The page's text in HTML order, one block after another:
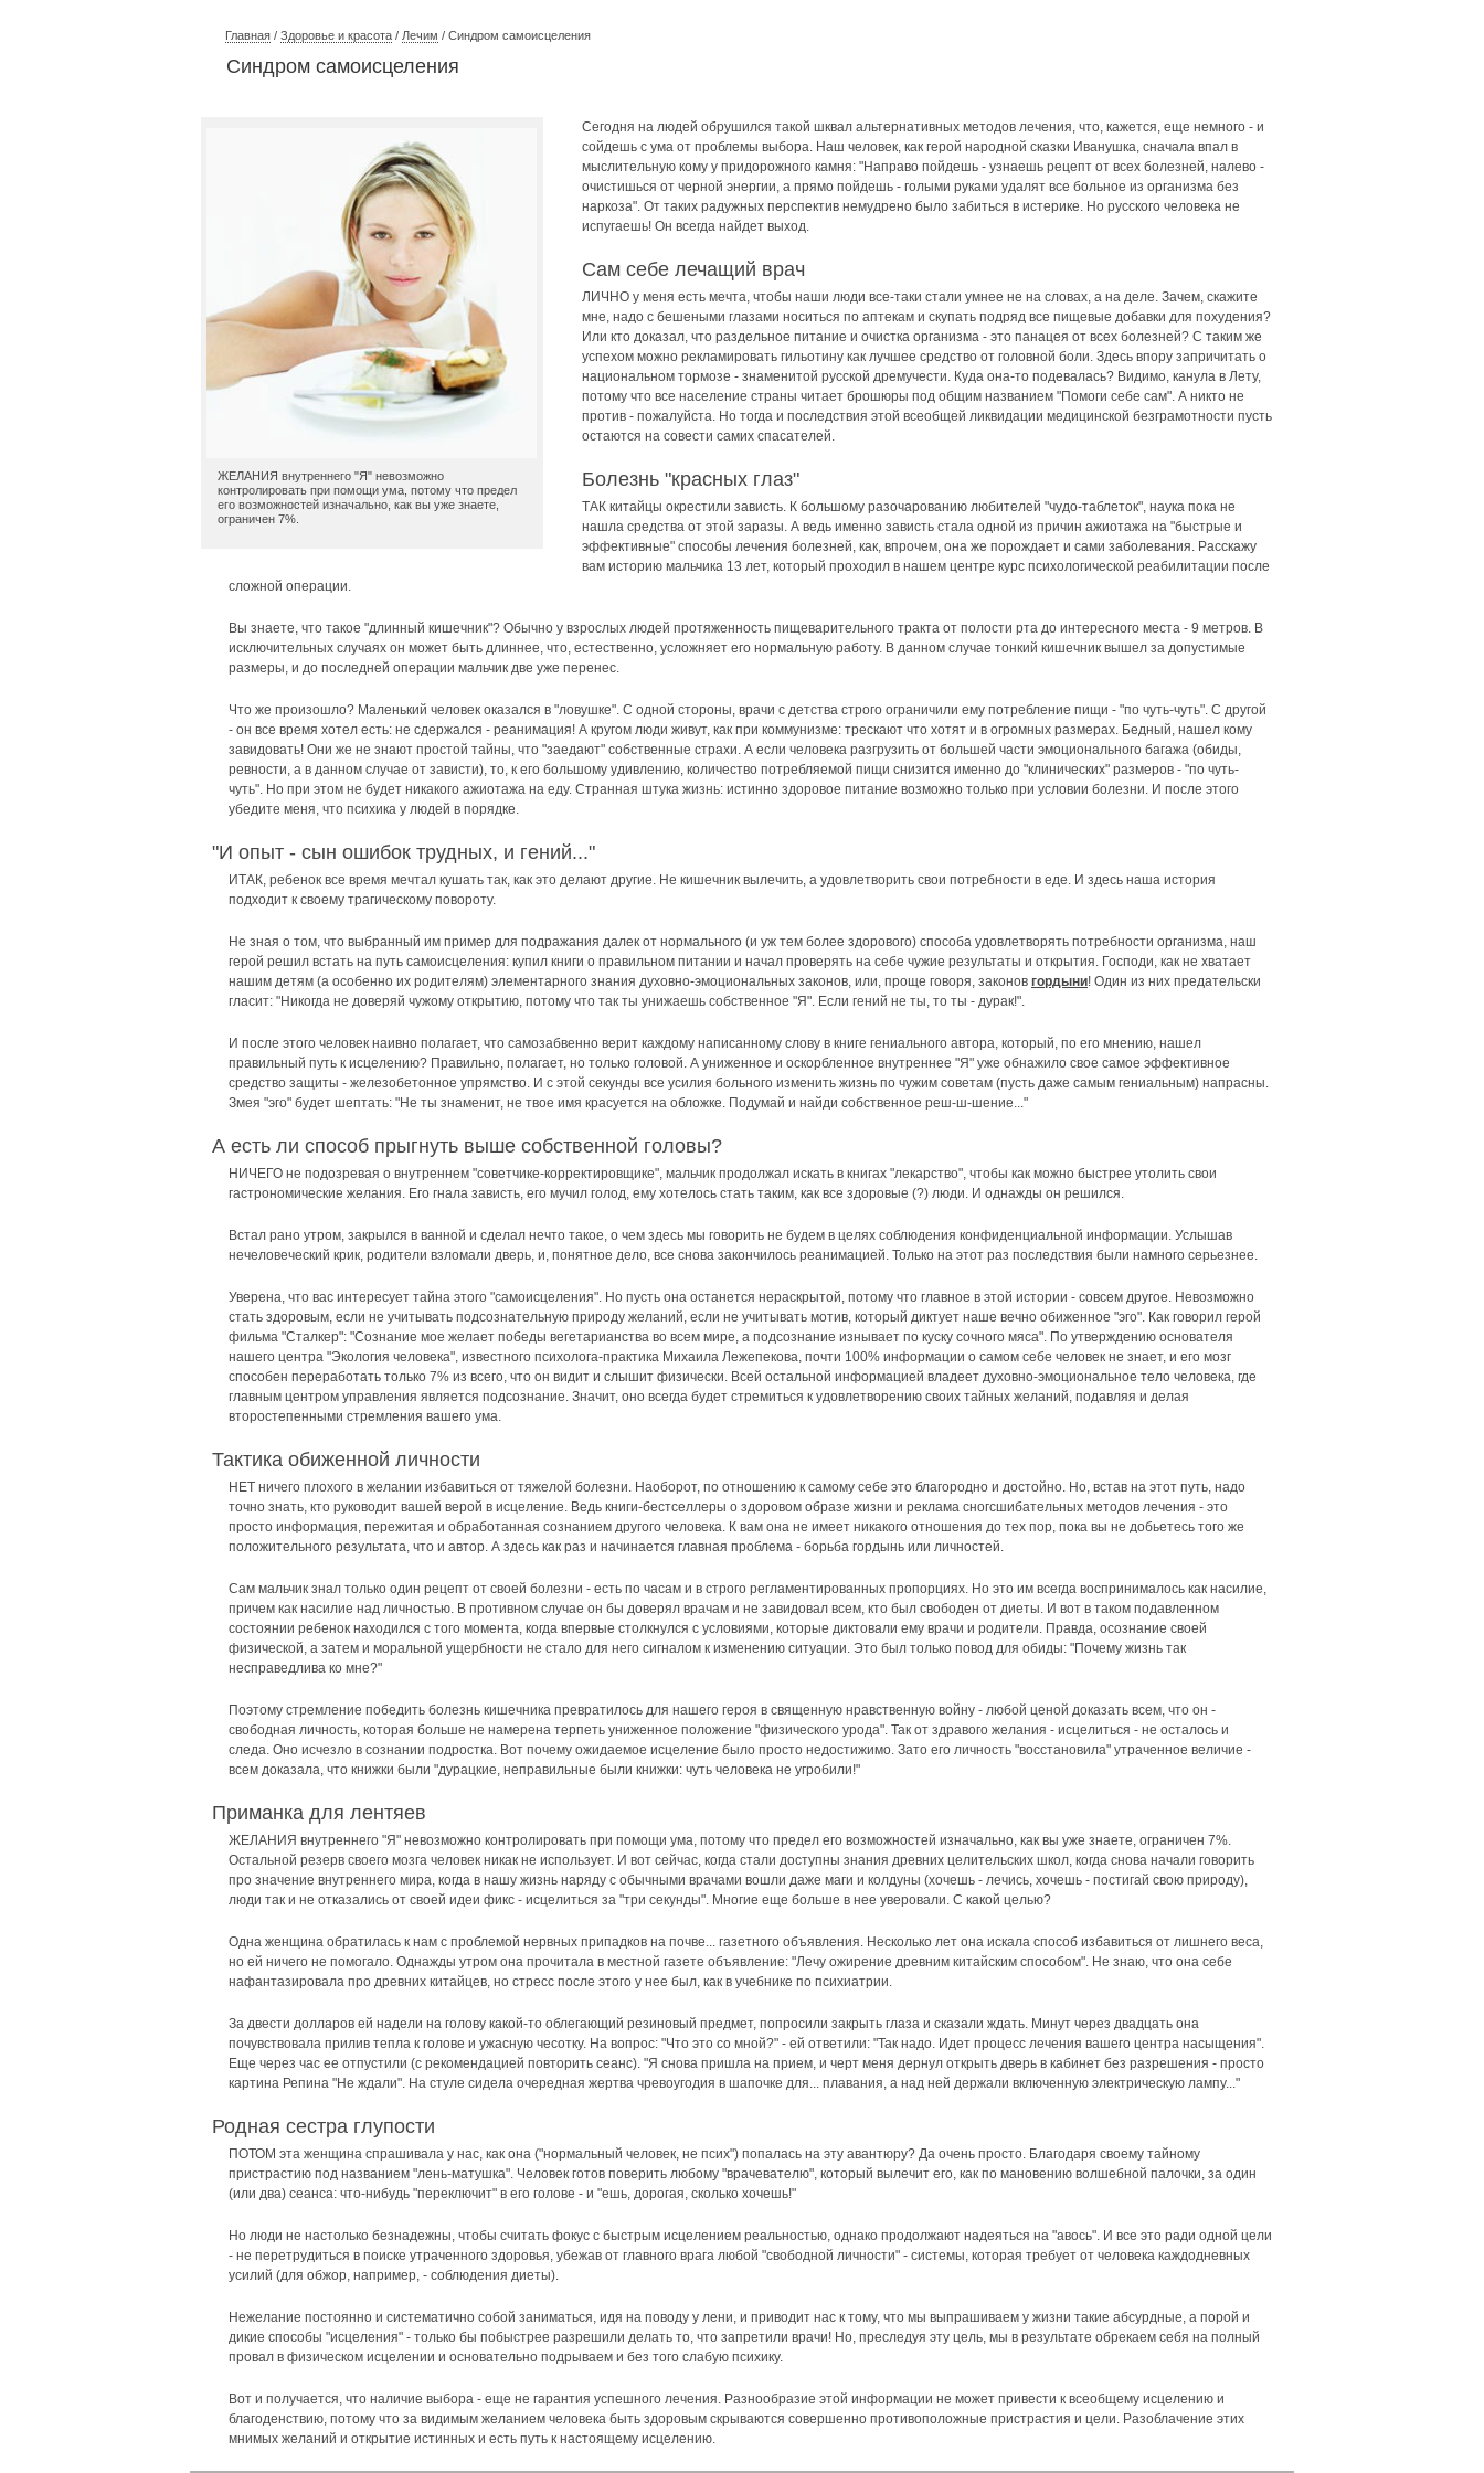
Главная / Здоровье и красота / Лечим / Синдром самоисцеления
Синдром самоисцеления
ЖЕЛАНИЯ внутреннего "Я" невозможно
контролировать при помощи ума, потому что предел
его возможностей изначально, как вы уже знаете,
ограничен 7%.
Сегодня на людей обрушился такой шквал альтернативных методов лечения, что, кажется, еще немного - и
сойдешь с ума от проблемы выбора. Наш человек, как герой народной сказки Иванушка, сначала впал в
мыслительную кому у придорожного камня: "Направо пойдешь - узнаешь рецепт от всех болезней, налево -
очистишься от черной энергии, а прямо пойдешь - голыми руками удалят все больное из организма без
наркоза". От таких радужных перспектив немудрено было забиться в истерике. Но русского человека не
испугаешь! Он всегда найдет выход.
Сам себе лечащий врач
ЛИЧНО у меня есть мечта, чтобы наши люди все-таки стали умнее не на словах, а на деле. Зачем, скажите
мне, надо с бешеными глазами носиться по аптекам и скупать подряд все пищевые добавки для похудения?
Или кто доказал, что раздельное питание и очистка организма - это панацея от всех болезней? С таким же
успехом можно рекламировать гильотину как лучшее средство от головной боли. Здесь впору запричитать о
национальном тормозе - знаменитой русской дремучести. Куда она-то подевалась? Видимо, канула в Лету,
потому что все население страны читает брошюры под общим названием "Помоги себе сам". А никто не
против - пожалуйста. Но тогда и последствия этой всеобщей ликвидации медицинской безграмотности пусть
остаются на совести самих спасателей.
Болезнь "красных глаз"
ТАК китайцы окрестили зависть. К большому разочарованию любителей "чудо-таблеток", наука пока не
нашла средства от этой заразы. А ведь именно зависть стала одной из причин ажиотажа на "быстрые и
эффективные" способы лечения болезней, как, впрочем, она же порождает и сами заболевания. Расскажу
вам историю мальчика 13 лет, который проходил в нашем центре курс психологической реабилитации после
сложной операции.
Вы знаете, что такое "длинный кишечник"? Обычно у взрослых людей протяженность пищеварительного тракта от полости рта до интересного места - 9 метров. В
исключительных случаях он может быть длиннее, что, естественно, усложняет его нормальную работу. В данном случае тонкий кишечник вышел за допустимые
размеры, и до последней операции мальчик две уже перенес.
Что же произошло? Маленький человек оказался в "ловушке". С одной стороны, врачи с детства строго ограничили ему потребление пищи - "по чуть-чуть". С другой
- он все время хотел есть: не сдержался - реанимация! А кругом люди живут, как при коммунизме: трескают что хотят и в огромных размерах. Бедный, нашел кому
завидовать! Они же не знают простой тайны, что "заедают" собственные страхи. А если человека разгрузить от большей части эмоционального багажа (обиды,
ревности, а в данном случае от зависти), то, к его большому удивлению, количество потребляемой пищи снизится именно до "клинических" размеров - "по чуть-
чуть". Но при этом не будет никакого ажиотажа на еду. Странная штука жизнь: истинно здоровое питание возможно только при условии болезни. И после этого
убедите меня, что психика у людей в порядке.
"И опыт - сын ошибок трудных, и гений..."
ИТАК, ребенок все время мечтал кушать так, как это делают другие. Не кишечник вылечить, а удовлетворить свои потребности в еде. И здесь наша история
подходит к своему трагическому повороту.
Не зная о том, что выбранный им пример для подражания далек от нормального (и уж тем более здорового) способа удовлетворять потребности организма, наш
герой решил встать на путь самоисцеления: купил книги о правильном питании и начал проверять на себе чужие результаты и открытия. Господи, как не хватает
нашим детям (а особенно их родителям) элементарного знания духовно-эмоциональных законов, или, проще говоря, законов гордыни! Один из них предательски
гласит: "Никогда не доверяй чужому открытию, потому что так ты унижаешь собственное "Я". Если гений не ты, то ты - дурак!".
И после этого человек наивно полагает, что самозабвенно верит каждому написанному слову в книге гениального автора, который, по его мнению, нашел
правильный путь к исцелению? Правильно, полагает, но только головой. А униженное и оскорбленное внутреннее "Я" уже обнажило свое самое эффективное
средство защиты - железобетонное упрямство. И с этой секунды все усилия больного изменить жизнь по чужим советам (пусть даже самым гениальным) напрасны.
Змея "эго" будет шептать: "Не ты знаменит, не твое имя красуется на обложке. Подумай и найди собственное реш-ш-шение..."
А есть ли способ прыгнуть выше собственной головы?
НИЧЕГО не подозревая о внутреннем "советчике-корректировщике", мальчик продолжал искать в книгах "лекарство", чтобы как можно быстрее утолить свои
гастрономические желания. Его гнала зависть, его мучил голод, ему хотелось стать таким, как все здоровые (?) люди. И однажды он решился.
Встал рано утром, закрылся в ванной и сделал нечто такое, о чем здесь мы говорить не будем в целях соблюдения конфиденциальной информации. Услышав
нечеловеческий крик, родители взломали дверь, и, понятное дело, все снова закончилось реанимацией. Только на этот раз последствия были намного серьезнее.
Уверена, что вас интересует тайна этого "самоисцеления". Но пусть она останется нераскрытой, потому что главное в этой истории - совсем другое. Невозможно
стать здоровым, если не учитывать подсознательную природу желаний, если не учитывать мотив, который диктует наше вечно обиженное "эго". Как говорил герой
фильма "Сталкер": "Сознание мое желает победы вегетарианства во всем мире, а подсознание изнывает по куску сочного мяса". По утверждению основателя
нашего центра "Экология человека", известного психолога-практика Михаила Лежепекова, почти 100% информации о самом себе человек не знает, и его мозг
способен переработать только 7% из всего, что он видит и слышит физически. Всей остальной информацией владеет духовно-эмоциональное тело человека, где
главным центром управления является подсознание. Значит, оно всегда будет стремиться к удовлетворению своих тайных желаний, подавляя и делая
второстепенными стремления вашего ума.
Тактика обиженной личности
НЕТ ничего плохого в желании избавиться от тяжелой болезни. Наоборот, по отношению к самому себе это благородно и достойно. Но, встав на этот путь, надо
точно знать, кто руководит вашей верой в исцеление. Ведь книги-бестселлеры о здоровом образе жизни и реклама сногсшибательных методов лечения - это
просто информация, пережитая и обработанная сознанием другого человека. К вам она не имеет никакого отношения до тех пор, пока вы не добьетесь того же
положительного результата, что и автор. А здесь как раз и начинается главная проблема - борьба гордынь или личностей.
Сам мальчик знал только один рецепт от своей болезни - есть по часам и в строго регламентированных пропорциях. Но это им всегда воспринималось как насилие,
причем как насилие над личностью. В противном случае он бы доверял врачам и не завидовал всем, кто был свободен от диеты. И вот в таком подавленном
состоянии ребенок находился с того момента, когда впервые столкнулся с условиями, которые диктовали ему врачи и родители. Правда, осознание своей
физической, а затем и моральной ущербности не стало для него сигналом к изменению ситуации. Это был только повод для обиды: "Почему жизнь так
несправедлива ко мне?"
Поэтому стремление победить болезнь кишечника превратилось для нашего героя в священную нравственную войну - любой ценой доказать всем, что он -
свободная личность, которая больше не намерена терпеть униженное положение "физического урода". Так от здравого желания - исцелиться - не осталось и
следа. Оно исчезло в сознании подростка. Вот почему ожидаемое исцеление было просто недостижимо. Зато его личность "восстановила" утраченное величие -
всем доказала, что книжки были "дурацкие, неправильные были книжки: чуть человека не угробили!"
Приманка для лентяев
ЖЕЛАНИЯ внутреннего "Я" невозможно контролировать при помощи ума, потому что предел его возможностей изначально, как вы уже знаете, ограничен 7%.
Остальной резерв своего мозга человек никак не использует. И вот сейчас, когда стали доступны знания древних целительских школ, когда снова начали говорить
про значение внутреннего мира, когда в нашу жизнь наряду с обычными врачами вошли даже маги и колдуны (хочешь - лечись, хочешь - постигай свою природу),
люди так и не отказались от своей идеи фикс - исцелиться за "три секунды". Многие еще больше в нее уверовали. С какой целью?
Одна женщина обратилась к нам с проблемой нервных припадков на почве... газетного объявления. Несколько лет она искала способ избавиться от лишнего веса,
но ей ничего не помогало. Однажды утром она прочитала в местной газете объявление: "Лечу ожирение древним китайским способом". Не знаю, что она себе
нафантазировала про древних китайцев, но стресс после этого у нее был, как в учебнике по психиатрии.
За двести долларов ей надели на голову какой-то облегающий резиновый предмет, попросили закрыть глаза и сказали ждать. Минут через двадцать она
почувствовала прилив тепла к голове и ужасную чесотку. На вопрос: "Что это со мной?" - ей ответили: "Так надо. Идет процесс лечения вашего центра насыщения".
Еще через час ее отпустили (с рекомендацией повторить сеанс). "Я снова пришла на прием, и черт меня дернул открыть дверь в кабинет без разрешения - просто
картина Репина "Не ждали". На стуле сидела очередная жертва чревоугодия в шапочке для... плавания, а над ней держали включенную электрическую лампу..."
Родная сестра глупости
ПОТОМ эта женщина спрашивала у нас, как она ("нормальный человек, не псих") попалась на эту авантюру? Да очень просто. Благодаря своему тайному
пристрастию под названием "лень-матушка". Человек готов поверить любому "врачевателю", который вылечит его, как по мановению волшебной палочки, за один
(или два) сеанса: что-нибудь "переключит" в его голове - и "ешь, дорогая, сколько хочешь!"
Но люди не настолько безнадежны, чтобы считать фокус с быстрым исцелением реальностью, однако продолжают надеяться на "авось". И все это ради одной цели
- не перетрудиться в поиске утраченного здоровья, убежав от главного врага любой "свободной личности" - системы, которая требует от человека каждодневных
усилий (для обжор, например, - соблюдения диеты).
Нежелание постоянно и систематично собой заниматься, идя на поводу у лени, и приводит нас к тому, что мы выпрашиваем у жизни такие абсурдные, а порой и
дикие способы "исцеления" - только бы побыстрее разрешили делать то, что запретили врачи! Но, преследуя эту цель, мы в результате обрекаем себя на полный
провал в физическом исцелении и основательно подрываем и без того слабую психику.
Вот и получается, что наличие выбора - еще не гарантия успешного лечения. Разнообразие этой информации не может привести к всеобщему исцелению и
благоденствию, потому что за видимым желанием человека быть здоровым скрываются совершенно противоположные пристрастия и цели. Разоблачение этих
мнимых желаний и открытие истинных и есть путь к настоящему исцелению.